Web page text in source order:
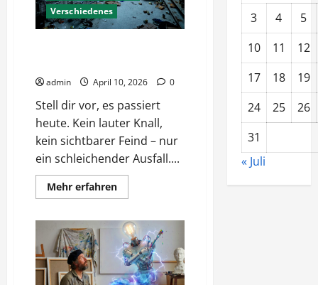
Verschiedenes
admin April 10, 2026 0
Stell dir vor, es passiert
heute. Kein lauter Knall,
kein sichtbarer Feind – nur
ein schleichender Ausfall....
Mehr erfahrenMehr
Informationen
Licht
geht
aus
–
Wenn
Nachbarn
3 4
5
10
11
12
17
18
19
24
25
26
31
« Juli